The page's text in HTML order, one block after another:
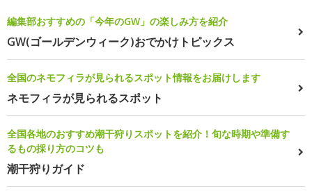
編集部おすすめの「今年のGW」の楽しみ方を紹介
GW(ゴールデンウィーク)おでかけトピックス
全国のネモフィラが見られるスポット情報をお届けします
ネモフィラが見られるスポット
全国各地のおすすめ潮干狩りスポットを紹介！旬な時期や準備す
るもの採り方のコツも
潮干狩りガイド